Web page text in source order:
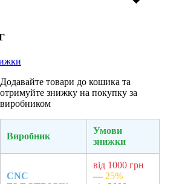
Додавайте товари до кошика та
отримуйте знижку на покупку за
виробником
Виробник
Умови
знижки
CNC
від 1000 грн
— 25%